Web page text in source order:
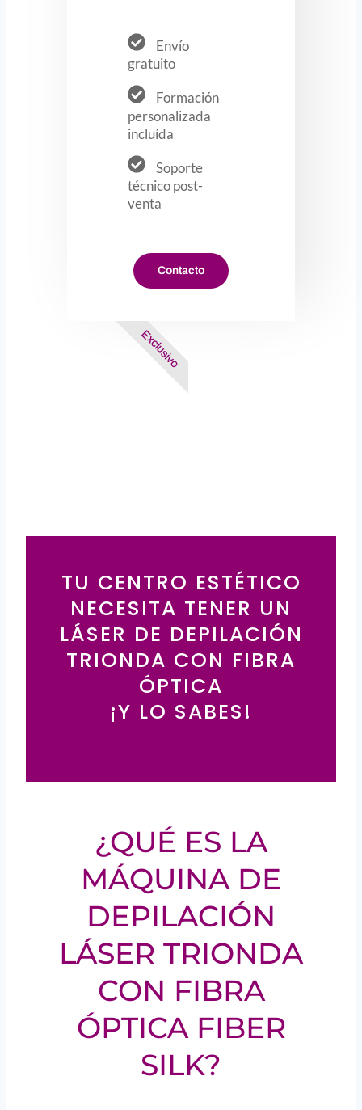
Envío
gratuito
Formación
personalizada
incluída
Soporte
técnico post-
venta
Contacto
Exclusivo
TU CENTRO ESTÉTICO
NECESITA TENER UN
LÁSER DE DEPILACIÓN
TRIONDA CON FIBRA
ÓPTICA
¡Y LO SABES!
¿QUÉ ES LA
MÁQUINA DE
DEPILACIÓN
LÁSER TRIONDA
CON FIBRA
ÓPTICA FIBER
SILK?